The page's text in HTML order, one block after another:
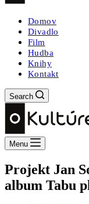
Domov
Divadlo
Film
Hudba
Knihy
Kontakt
Search
Menu
Projekt Jan
album Tabu